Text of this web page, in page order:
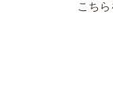
こち